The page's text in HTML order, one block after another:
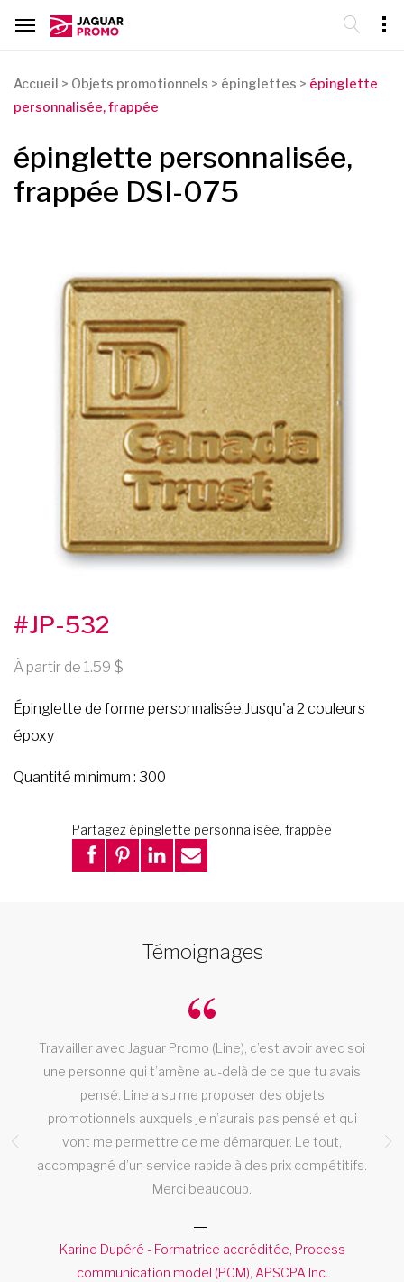
Accueil > Objets promotionnels > épinglettes > épinglette
personnalisée, frappée
épinglette personnalisée,
frappée DSI-075
#JP-532
À partir de 1.59
Épinglette de forme personnalisée.Jusqu'a 2 couleurs
époxy
Quantité minimum : 300
Partagez épinglette personnalisée, frappée
Témoignages
Travailler avec Jaguar Promo (Line), c’est avoir avec soi
une personne qui t’amène au-delà de ce que tu avais
pensé. Line a su me proposer des objets
promotionnels auxquels je n’aurais pas pensé et qui
vont me permettre de me démarquer. Le tout,
accompagné d’un service rapide à des prix compétitifs.
Merci beaucoup.
Karine Dupéré - Formatrice accréditée, Process
communication model (PCM), APSCPA Inc.